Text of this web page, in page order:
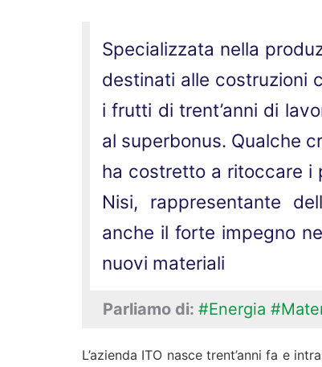
Specializzata nella
destinati alle costruzioni
i frutti di trent’anni di
al superbonus. Qualche
ha costretto a ritoccare i
Nisi, rappresentante
anche il forte impegno
nuovi materiali
Parliamo di: #Energia
L’azienda ITO nasce trent’anni fa e